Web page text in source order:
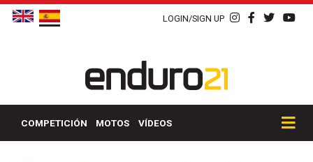
LOGIN/SIGN UP
COMPETICIÓN MOTOS VÍDEOS